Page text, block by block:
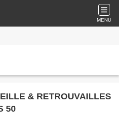
MENU
& RETROUVAILLES
50